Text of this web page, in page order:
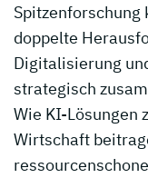
Spitzenforschung
doppelte
Digitalisierung
strategisch
Wie KI-Lösungen
Wirtschaft